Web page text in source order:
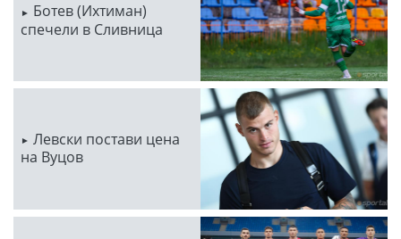
Ботев (Ихтиман)
спечели в Сливница
Левски постави цена
на Вуцов